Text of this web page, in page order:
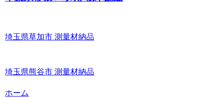
埼玉県草加市 測量材納品
埼玉県熊谷市 測量材納品
ホーム